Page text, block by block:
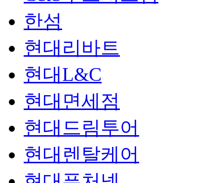
한섬
현대리바트
현대L&C
현대면세점
현대드림투어
현대렌탈케어